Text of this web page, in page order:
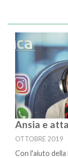
Ansia e
OTTOBRE 2019
Con l'aiuto della